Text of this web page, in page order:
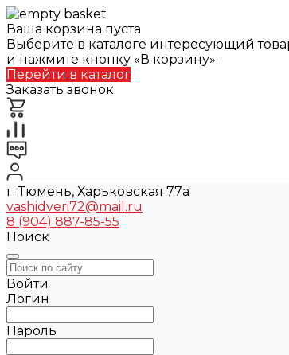
Ваша корзина пуста
Выберите в каталоге интересующий
и нажмите кнопку «В корзину».
Перейти в каталог
Заказать звонок
г. Тюмень, Харьковская 77а
vashidveri72@mail.ru
8 (904) 887-85-55
Поиск
Войти
Логин
Пароль